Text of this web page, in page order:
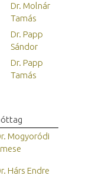
Dr. Molnár
Tamás
Dr. Papp
Sándor
Dr. Papp
Tamás
Mogyoródi
Hárs Endre